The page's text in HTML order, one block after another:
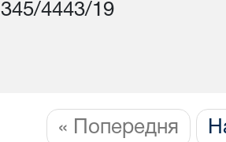
345/4443/19
« Попередня